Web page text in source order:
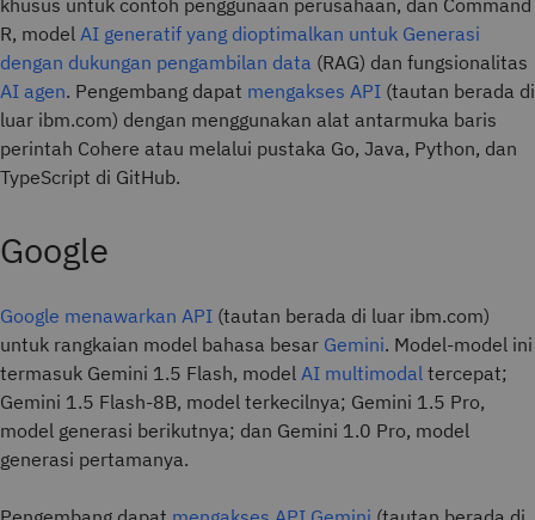
khusus untuk contoh penggunaan perusahaan, dan Command
R, model AI generatif yang dioptimalkan untuk Generasi
dengan dukungan pengambilan data (RAG) dan fungsionalitas
AI agen. Pengembang dapat mengakses API (tautan berada di
luar ibm.com) dengan menggunakan alat antarmuka baris
perintah Cohere atau melalui pustaka Go, Java, Python, dan
TypeScript di GitHub.
Google
Google menawarkan API (tautan berada di luar ibm.com)
untuk rangkaian model bahasa besar Gemini. Model-model ini
termasuk Gemini 1.5 Flash, model AI multimodal tercepat;
Gemini 1.5 Flash-8B, model terkecilnya; Gemini 1.5 Pro,
model generasi berikutnya; dan Gemini 1.0 Pro, model
generasi pertamanya.